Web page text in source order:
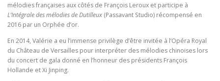
mélodies françaises aux côtés de François Leroux et participe à
L’Intégrale des mélodies de Dutilleux (Passavant Studio) récompensé en
2016 par un Orphée d’or.
En 2014, Valérie a eu l’immense privilège d’être invitée à l’Opéra Royal
du Château de Versailles pour interpréter des mélodies chinoises lors
du concert de gala donné en l’honneur des présidents François
Hollande et Xi Jinping.